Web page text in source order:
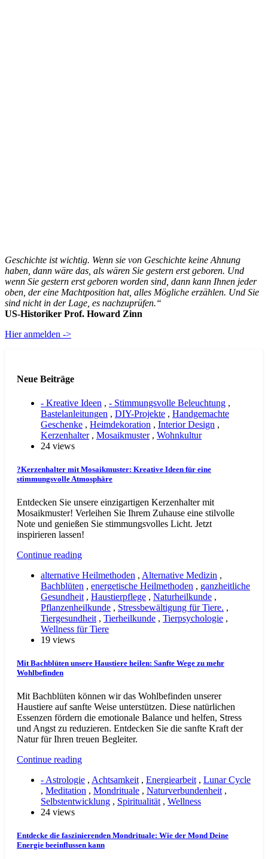
Geschichte ist wichtig. Wenn sie von Geschichte keine Ahnung
haben, dann wäre das, als wären Sie gestern erst geboren. Und
wenn Sie gestern erst geboren worden sind, dann kann Ihnen jeder
oben, der eine Machtposition hat, alles Mögliche erzählen. Und Sie
sind nicht in der Lage, es nachzuprüfen.“
US-Historiker Prof. Howard Zinn
Hier anmelden ->
Neue Beiträge
- Kreative Ideen , - Stimmungsvolle Beleuchtung ,
Bastelanleitungen , DIY-Projekte , Handgemachte
Geschenke , Heimdekoration , Interior Design ,
Kerzenhalter, Mosaikmuster, Wohnkultur
24 views
?Kerzenhalter mit Mosaikmuster: Kreative Ideen für eine
stimmungsvolle Atmosphäre
Entdecken Sie unsere einzigartigen Kerzenhalter mit
Mosaikmuster! Verleihen Sie Ihrem Zuhause eine stilvolle
Note und genießen Sie stimmungsvolles Licht. Jetzt
inspirieren lassen!
Continue reading
alternative Heilmethoden , Alternative Medizin ,
Bachblüten , energetische Heilmethoden , ganzheitliche
Gesundheit , Haustierpflege , Naturheilkunde ,
Pflanzenheilkunde , Stressbewältigung für Tiere. ,
Tiergesundheit , Tierheilkunde , Tierpsychologie ,
Wellness für Tiere
19 views
Mit Bachblüten unsere Haustiere heilen: Sanfte Wege zu mehr
Wohlbefinden
Mit Bachblüten können wir das Wohlbefinden unserer
Haustiere auf sanfte Weise unterstützen. Diese natürlichen
Essenzen fördern die emotionale Balance und helfen, Stress
und Angst zu reduzieren. Entdecken Sie die sanfte Kraft der
Natur für Ihren treuen Begleiter.
Continue reading
- Astrologie , Achtsamkeit , Energiearbeit , Lunar Cycle
, Meditation , Mondrituale , Naturverbundenheit ,
Selbstentwicklung , Spiritualität , Wellness
24 views
Entdecke die faszinierenden Mondrituale: Wie der Mond Deine
Energie beeinflussen kann